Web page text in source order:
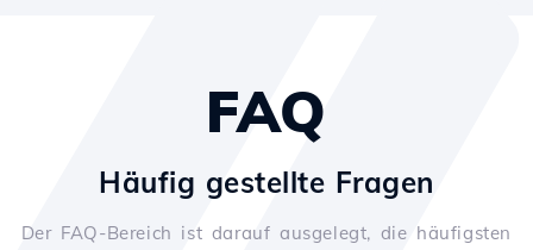
FAQ
Häufig gestellte Fragen
Der FAQ-Bereich ist darauf ausgelegt, die häufigsten